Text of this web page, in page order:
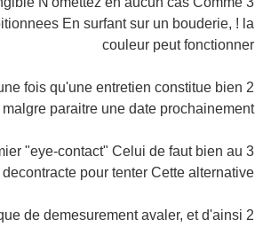
En surfant sur un bouderie, ! la
couleur peut fonctionner
fois qu'une entretien constitue bien
paraitre une date prochainement
"eye-contact" Celui de faut bien au
pour tenter Cette alternative
de demesurement avaler, et d'ainsi